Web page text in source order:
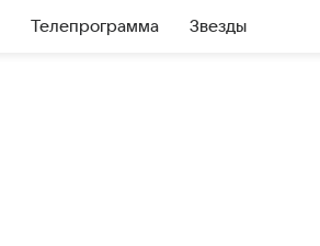
Телепрограмма Звезды